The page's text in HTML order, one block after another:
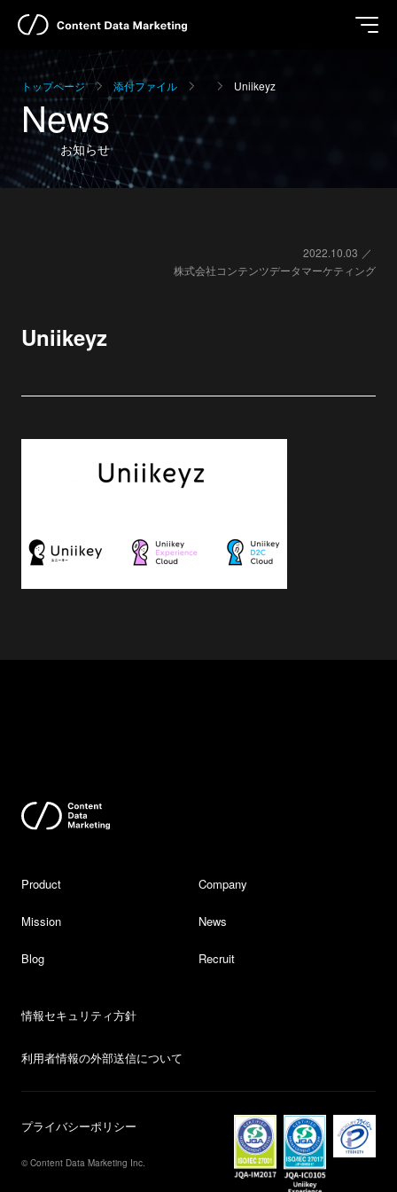
トップページ 添付ファイル Uniikeyz
News
お知らせ
2022.10.03
株式会社コンテンツデータマーケティング
Uniikeyz
Product Company
Mission News
Blog Recruit
情報セキュリティ方針
利用者情報の外部送信について
プライバシーポリシー
© Content Data Marketing Inc.